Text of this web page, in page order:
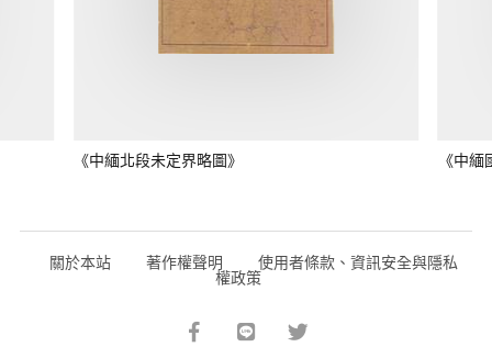
《中緬北段未定界略圖》 《中
關於本站 著作權聲明 使用者條款、資訊安全與隱私
權政策